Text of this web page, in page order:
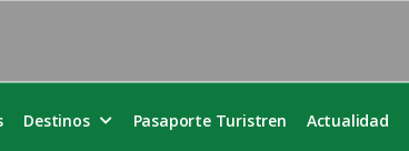
Destinos Pasaporte Turistren Actualidad